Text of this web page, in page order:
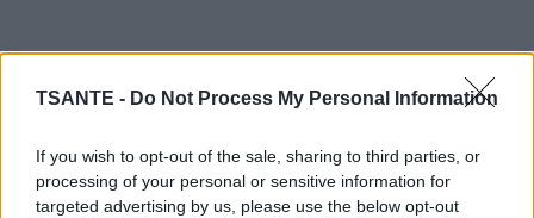
TSANTE - Do Not Process My Personal Information
If you wish to opt-out of the sale, sharing to third parties, or
processing of your personal or sensitive information for
targeted advertising by us, please use the below opt-out